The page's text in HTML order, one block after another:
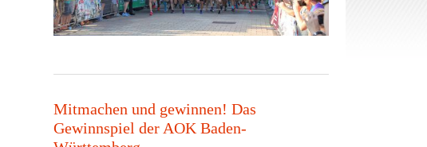
Mitmachen und gewinnen! Das
Gewinnspiel der AOK Baden-